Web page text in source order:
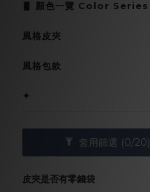
▋ 顏色一覽 Color Series
風格皮夾
風格包款
✦
套用篩選 (0/20)
皮夾是否有零錢袋